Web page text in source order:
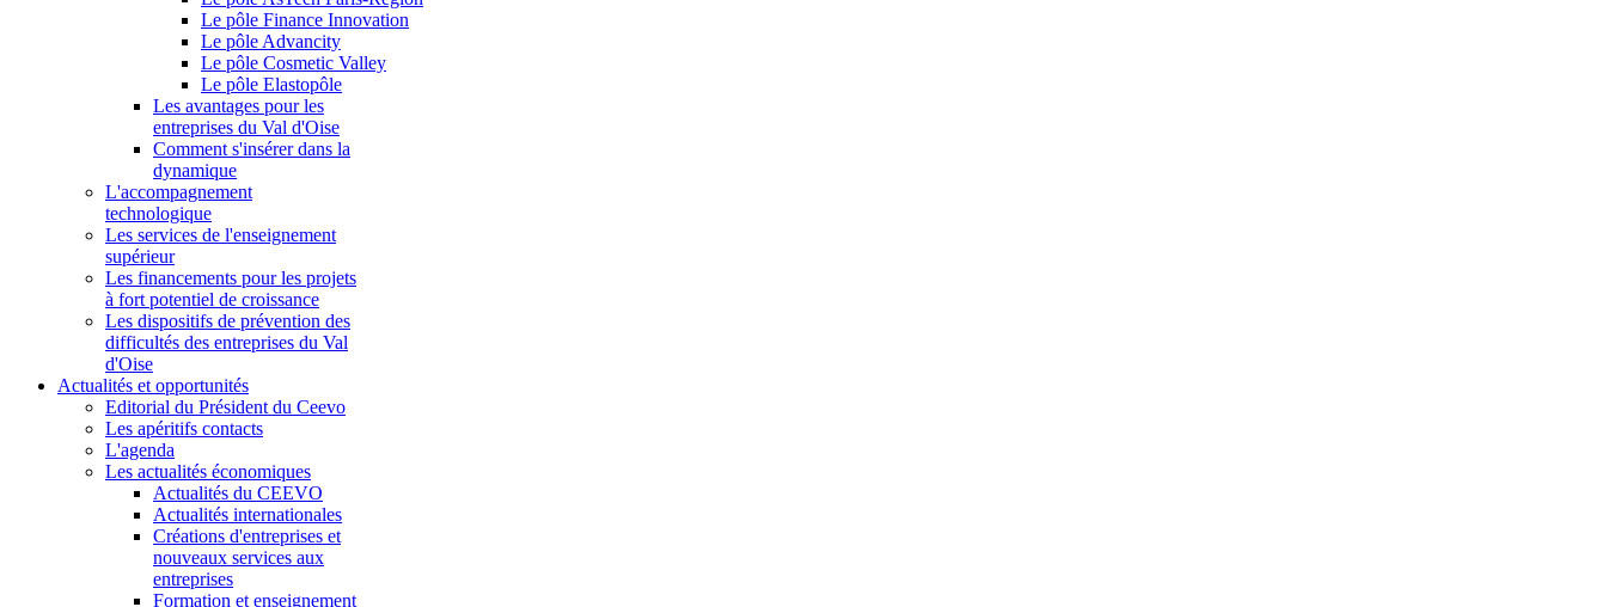
Le pôle Finance Innovation
Le pôle Advancity
Le pôle Cosmetic Valley
Le pôle Elastopôle
Les avantages pour les
entreprises du Val d'Oise
Comment s'insérer dans la
dynamique
L'accompagnement
technologique
Les services de l'enseignement
supérieur
Les financements pour les projets
à fort potentiel de croissance
Les dispositifs de prévention des
difficultés des entreprises du Val
d'Oise
Actualités et opportunités
Editorial du Président du Ceevo
Les apéritifs contacts
L'agenda
Les actualités économiques
Actualités du CEEVO
Actualités internationales
Créations d'entreprises et
nouveaux services aux
entreprises
Formation et enseignement